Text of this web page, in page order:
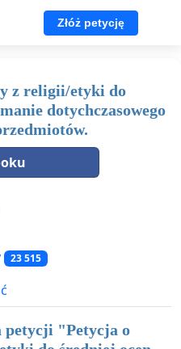
Złóż petycję
z religii/etyki do
dotychczasowego
23 515
petycji "Petycja o